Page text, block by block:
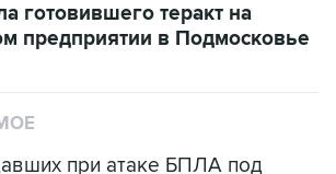
готовившего теракт на
предприятии в Подмосковье
при атаке БПЛА под